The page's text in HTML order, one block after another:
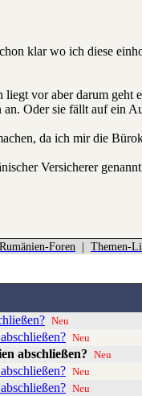
klar wo ich diese
vor aber darum
Oder sie fällt auf ein
da ich mir die
Versicherer
Foren Themen-
Neu
Neu
abschließen? Neu
Neu
Neu